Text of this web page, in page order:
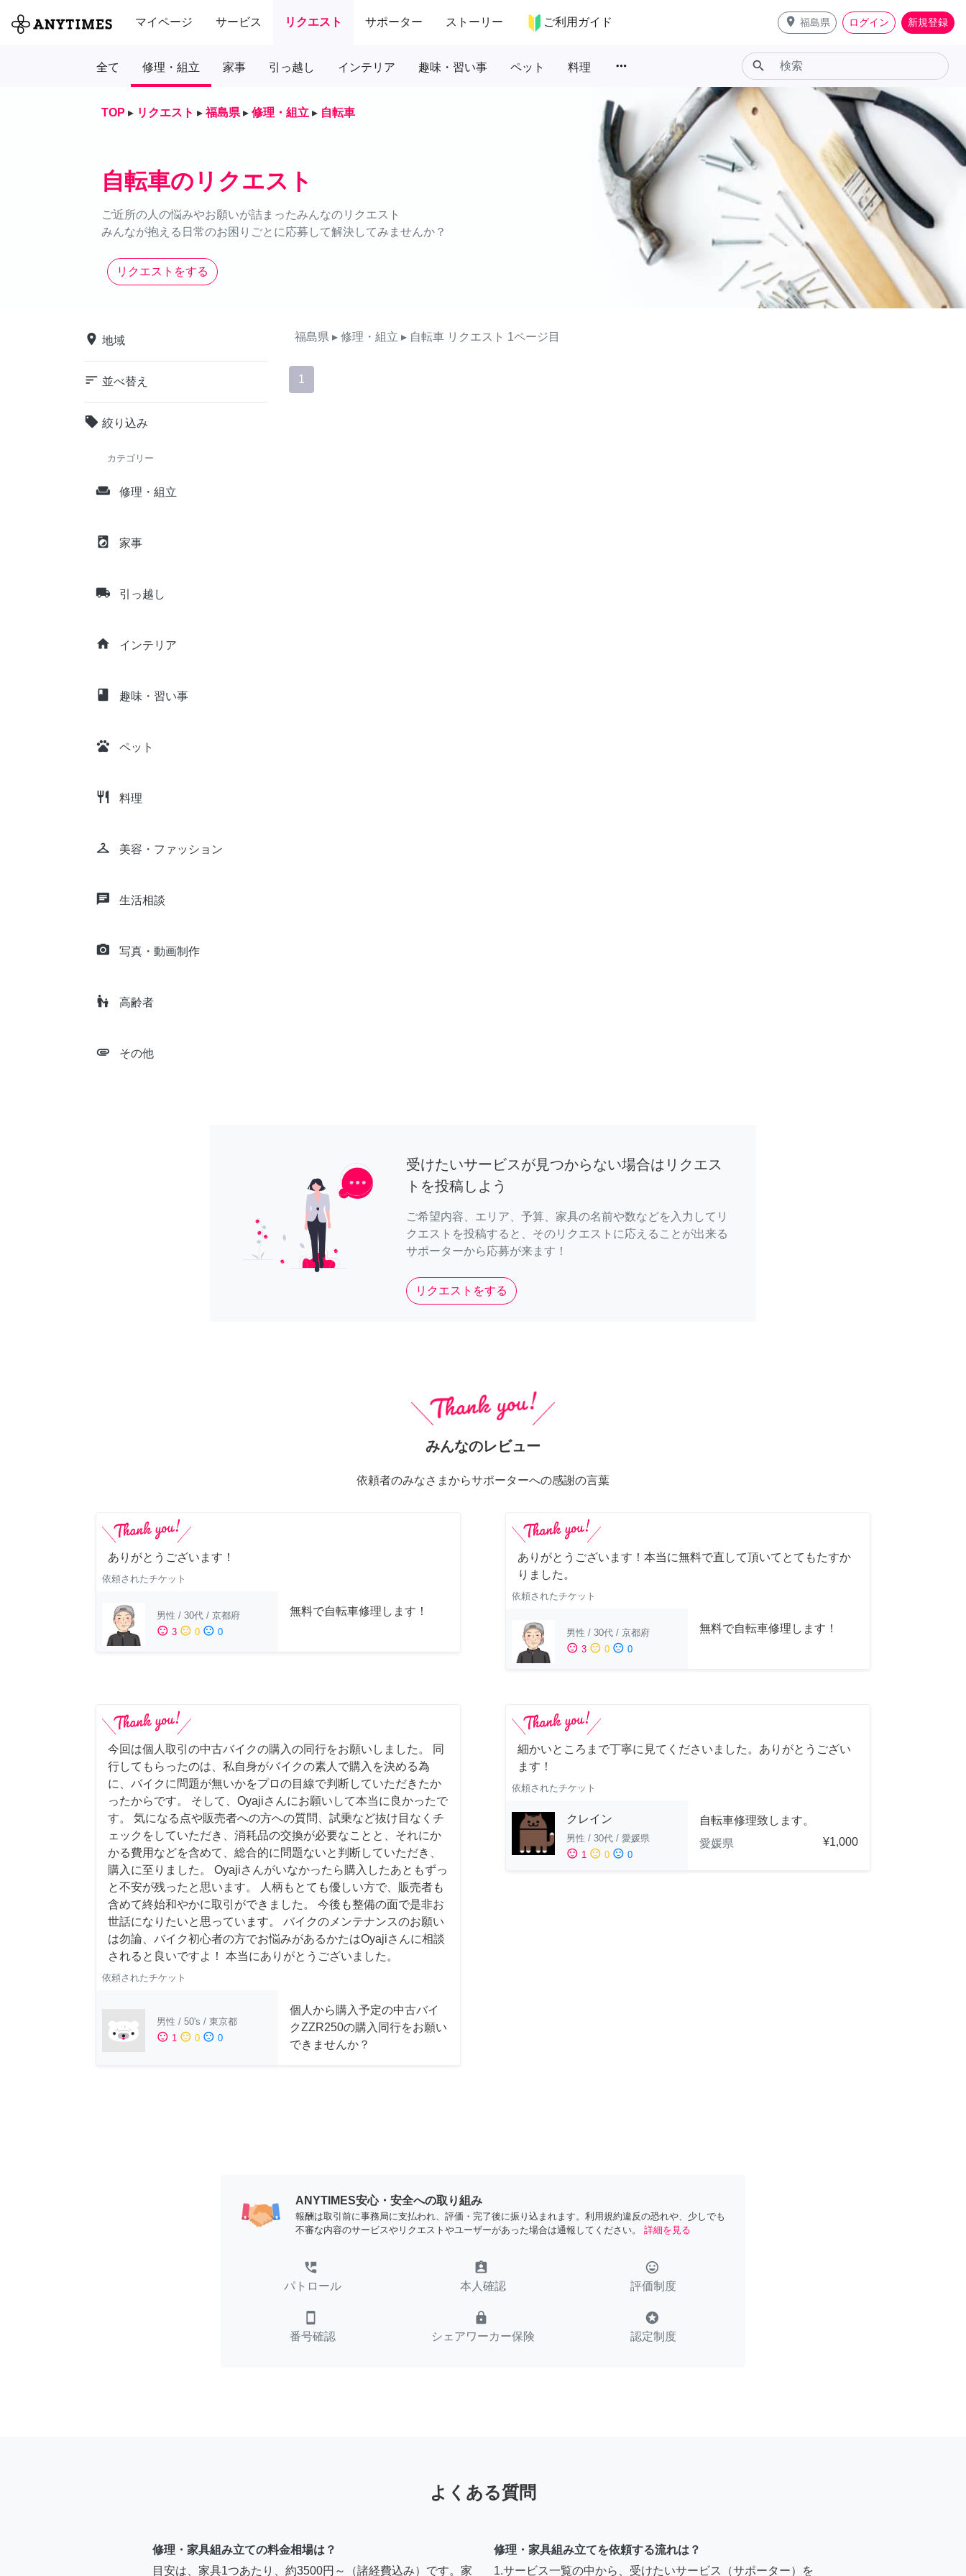
マイページ サービス リクエスト サポーター ストーリー ご利用ガイド place 福島県 ログイン 新規登録
全て 修理・組立 家事 引っ越し インテリア 趣味・習い事 ペット 料理 more_horiz search
TOP ▸ リクエスト ▸ 福島県 ▸ 修理・組立 ▸ 自転車
自転車のリクエスト
ご近所の人の悩みやお願いが詰まったみんなのリクエスト
みんなが抱える日常のお困りごとに応募して解決してみませんか？
リクエストをする
place 地域
sort 並べ替え
local_offer 絞り込み
カテゴリー
weekend 修理・組立
local_laundry_service 家事
local_shipping 引っ越し
home インテリア
class 趣味・習い事
pets ペット
restaurant 料理
checkroom 美容・ファッション
chat 生活相談
camera_alt 写真・動画制作
escalator_warning 高齢者
attachment その他
福島県 ▸ 修理・組立 ▸ 自転車 リクエスト 1ページ目
1
受けたいサービスが見つからない場合はリクエス
トを投稿しよう
ご希望内容、エリア、予算、家具の名前や数などを入力してリ
クエストを投稿すると、そのリクエストに応えることが出来る
サポーターから応募が来ます！
リクエストをする
みんなのレビュー
依頼者のみなさまからサポーターへの感謝の言葉
ありがとうございます！
依頼されたチケット
男性 / 30代 / 京都府
sentiment_satisfied 3 sentiment_neutral 0 sentiment_dissatisfied 0
無料で自転車修理します！
ありがとうございます！本当に無料で直して頂いてとてもたすか
りました。
依頼されたチケット
男性 / 30代 / 京都府
sentiment_satisfied 3 sentiment_neutral 0 sentiment_dissatisfied 0
無料で自転車修理します！
今回は個人取引の中古バイクの購入の同行をお願いしました。 同
行してもらったのは、私自身がバイクの素人で購入を決める為
に、バイクに問題が無いかをプロの目線で判断していただきたか
ったからです。 そして、Oyajiさんにお願いして本当に良かったで
す。 気になる点や販売者への方への質問、試乗など抜け目なくチ
ェックをしていただき、消耗品の交換が必要なことと、それにか
かる費用などを含めて、総合的に問題ないと判断していただき、
購入に至りました。 Oyajiさんがいなかったら購入したあともずっ
と不安が残ったと思います。 人柄もとても優しい方で、販売者も
含めて終始和やかに取引ができました。 今後も整備の面で是非お
世話になりたいと思っています。 バイクのメンテナンスのお願い
は勿論、バイク初心者の方でお悩みがあるかたはOyajiさんに相談
されると良いですよ！ 本当にありがとうございました。
依頼されたチケット
男性 / 50's / 東京都
sentiment_satisfied 1 sentiment_neutral 0 sentiment_dissatisfied 0
個人から購入予定の中古バイ
クZZR250の購入同行をお願い
できませんか？
細かいところまで丁寧に見てくださいました。ありがとうござい
ます！
依頼されたチケット
クレイン
男性 / 30代 / 愛媛県
sentiment_satisfied 1 sentiment_neutral 0 sentiment_dissatisfied 0
自転車修理致します。
愛媛県
¥1,000
ANYTIMES安心・安全への取り組み
報酬は取引前に事務局に支払われ、評価・完了後に振り込まれます。利用規約違反の恐れや、少しでも
不審な内容のサービスやリクエストやユーザーがあった場合は通報してください。
詳細を見る
perm_phone_msg
パトロール
assignment_ind
本人確認
tag_faces
評価制度
smartphone
番号確認
lock
シェアワーカー保険
stars
認定制度
よくある質問
修理・家具組み立ての料金相場は？
目安は、家具1つあたり、約3500円～（諸経費込み）です。家
修理・家具組み立てを依頼する流れは？
1.サービス一覧の中から、受けたいサービス（サポーター）を